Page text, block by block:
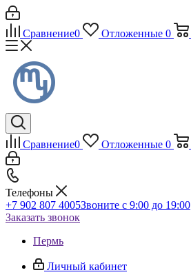
Сравнение0 Отложенные 0
Сравнение0 Отложенные 0
Телефоны
+7 902 807 4005Звоните с 9:00 до 19:00
Заказать звонок
Пермь
Личный кабинет